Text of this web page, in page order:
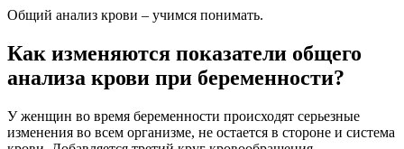
Общий анализ крови – учимся понимать.
Как изменяются показатели общего
анализа крови при беременности?
У женщин во время беременности происходят серьезные
изменения во всем организме, не остается в стороне и система